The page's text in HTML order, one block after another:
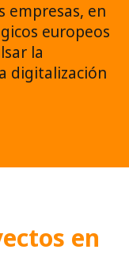
empresas, en
europeos
la
digitalización
en